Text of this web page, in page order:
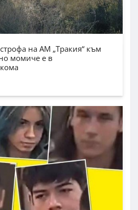
на АМ „Тракия“ към
момиче е в